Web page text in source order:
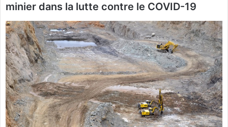
minier dans la lutte contre le COVID-19